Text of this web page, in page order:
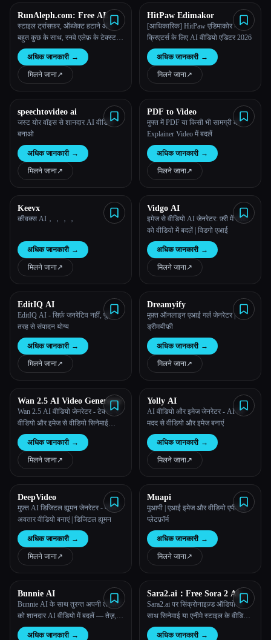
RunAleph.com: Free AI
Video Editing with Runway
Aleph
स्टाइल ट्रांसफ़र, ऑब्जेक्ट हटाने और
बहुत कुछ के साथ, रनवे एलेफ़ के टेक्स्ट-
टू-वीडियो एडिटिंग का इस्तेमाल करें—
आज़माने के लिए मुफ़्त।
अधिक जानकारी →
मिलने जाना↗︎
HitPaw Edimakor
[आधिकारिक] HitPaw एडिमाकोर -
क्रिएटर्स के लिए AI वीडियो एडिटर 2026
अधिक जानकारी →
मिलने जाना↗︎
speechtovideo ai
जस्ट योर वॉइस से शानदार AI वीडियो
बनाओ
अधिक जानकारी →
मिलने जाना↗︎
PDF to Video
मुफ्त में PDF या किसी भी सामग्री को
Explainer Video में बदलें
अधिक जानकारी →
मिलने जाना↗︎
Keevx
कीवक्स AI，，，，
अधिक जानकारी →
मिलने जाना↗︎
Vidgo AI
इमेज से वीडियो AI जेनरेटर: फ़्री में फ़ोटो
को वीडियो में बदलें | विडगो एआई
अधिक जानकारी →
मिलने जाना↗︎
EditIQ AI
EditIQ AI - सिर्फ़ जनरेटिव नहीं, पूरी
तरह से संपादन योग्य
अधिक जानकारी →
मिलने जाना↗︎
Dreamyify
मुफ़्त ऑनलाइन एआई गर्ल जेनरेटर |
ड्रीमयीफ़ी
अधिक जानकारी →
मिलने जाना↗︎
Wan 2.5 AI Video Generator
Wan 2.5 AI वीडियो जेनरेटर - टेक्स्ट से
वीडियो और इमेज से वीडियो सिनेमाई
क्रिएशन
अधिक जानकारी →
मिलने जाना↗︎
Yolly AI
AI वीडियो और इमेज जेनरेटर - AI की
मदद से वीडियो और इमेज बनाएं
अधिक जानकारी →
मिलने जाना↗︎
DeepVideo
मुफ़्त AI डिजिटल ह्यूमन जेनरेटर - पेशेवर
अवतार वीडियो बनाएं | डिजिटल ह्यूमन
अधिक जानकारी →
मिलने जाना↗︎
Muapi
मुआपी | एआई इमेज और वीडियो एपीआई
प्लेटफ़ॉर्म
अधिक जानकारी →
मिलने जाना↗︎
Bunnie AI
Bunnie AI के साथ तुरन्त अपनी तस्वीरों
को शानदार AI वीडियो में बदलें — तेज़,
यथार्थवादी और बेहद रचनात्मक।
अधिक जानकारी →
Sara2.ai：Free Sora 2 AI
Video Generator Online
Sara2.ai पर सिंक्रोनाइज़्ड ऑडियो के
साथ सिनेमाई या एनीमे स्टाइल के वीडियो
बनाएं — तेज़, आसान और सुलभ।
अधिक जानकारी →